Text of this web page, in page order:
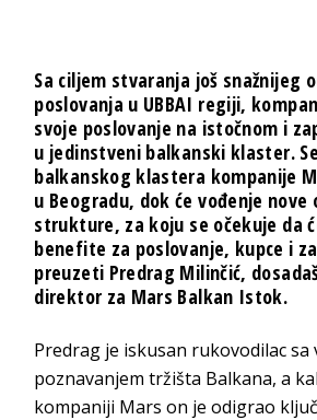
Sa ciljem stvaranja još snažnijeg
poslovanja u UBBAI regiji,
svoje poslovanje na istočnom i
u jedinstveni balkanski klaster.
balkanskog klastera kompanije
u Beogradu, dok će vođenje nove
strukture, za koju se očekuje da
benefite za poslovanje, kupce i
preuzeti Predrag Milinčić,
direktor za Mars Balkan Istok.
Predrag je iskusan rukovodilac sa
poznavanjem tržišta Balkana, a
kompaniji Mars on je odigrao